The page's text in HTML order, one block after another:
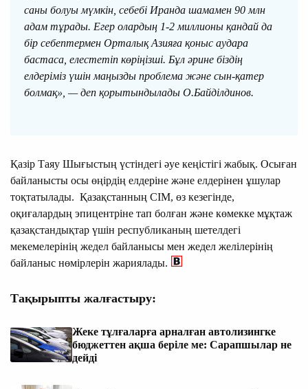
саны болуы мүмкін, себебі Иранда шамамен 90 млн
адам тұрады. Егер олардың 1-2 миллионы қандай да
бір себептермен Орталық Азияға қоныс аудара
бастаса, елестетіп көріңізші. Бұл әрине біздің
елдеріміз үшін маңызды проблема және сын-қатер
болмақ», — деп қорытындылады О.Байділдинов.
Қазір Таяу Шығыстың үстіндегі әуе кеңістігі жабық. Осыған
байланысты осы өңірдің елдеріне және елдерінен ұшулар
тоқтатылады. Қазақстанның СІМ, өз кезегінде,
оқиғалардың эпицентріне тап болған және көмекке мұқтаж
қазақстандықтар үшін республиканың шетелдегі
мекемелерінің жедел байланысы мен жедел желілерінің
байланыс нөмірлерін жариялады.
Тақырыпты жалғастыру:
Жеке тұлғаларға арналған автолизингке
бюджеттен ақша беріле ме: Сарапшылар не
дейді